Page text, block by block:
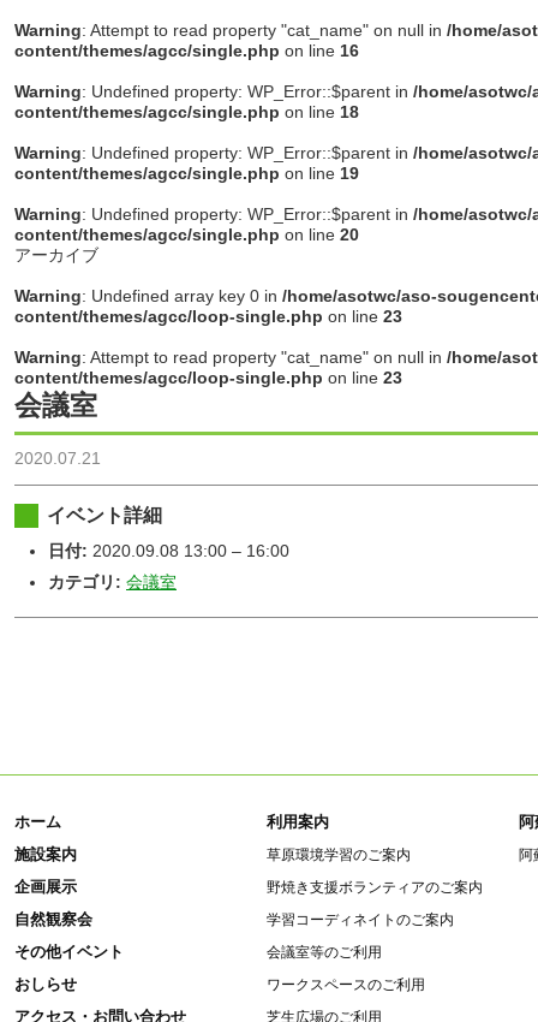
Warning: Attempt to read property "cat_name" on null in /home/
content/themes/agcc/single.php on line 16
Warning: Undefined property: WP_Error::$parent in /home/
content/themes/agcc/single.php on line 18
Warning: Undefined property: WP_Error::$parent in /home/
content/themes/agcc/single.php on line 19
Warning: Undefined property: WP_Error::$parent in /home/
content/themes/agcc/single.php on line 20
アーカイブ
Warning: Undefined array key 0 in /home/asotwc/aso-
content/themes/agcc/loop-single.php on line 23
Warning: Attempt to read property "cat_name" on null in /home/
content/themes/agcc/loop-single.php on line 23
会議室
2020.07.21
イベント詳細
日付: 2020.09.08 13:00 – 16:00
カテゴリ: 会議室
ホーム
施設案内
企画展示
自然観察会
その他イベント
おしらせ
アクセス・お問い合わせ
利用案内
草原環境学習のご案内
野焼き支援ボランティアのご案内
学習コーディネイトのご案内
会議室等のご利用
ワークスペースのご利用
芝生広場のご利用
阿